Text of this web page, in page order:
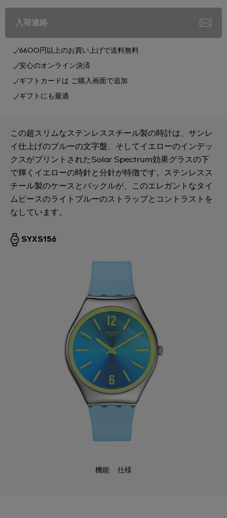
入荷連絡
6600円以上のお買い上げで送料無料
安心のオンライン決済
ギフトカードは ご購入画面で追加
ギフトにも最適
この超スリムなステンレススチール製の時計は、サンレ
イ仕上げのブルーの文字盤、そしてイエローのインデッ
クスがプリントされたSolar Spectrum効果グラスの下
で輝くイエローの時針と分針が特徴です。ステンレスス
チール製のケースとバックルが、このエレガントなタイ
ムピースのライトブルーのストラップとコントラストを
なしています。
SYXS156
機能 仕様